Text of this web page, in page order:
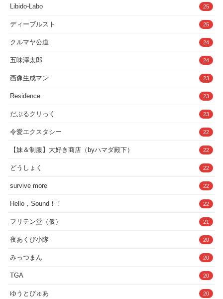
五味滓太郎 24
画像生成マン 23
Residence 23
だぶるクリっく 23
令愛エクスタシー 22
【妹＆制服】大好き商店（byハマダ殿下） 22
どうしょく 22
survive more 22
Hello，Sound！！ 22
フリテン堂（仮） 21
夜あくび小隊 20
みっつまん 20
TGA 20
ゆうとぴゅあ 20
FANZA同人ボイコミ 20
荘ノヴァ 20
多摩豪 19